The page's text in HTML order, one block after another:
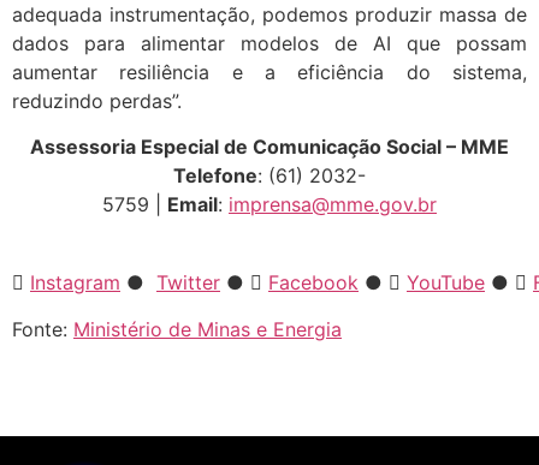
adequada instrumentação, podemos produzir massa de
dados para alimentar modelos de AI que possam
aumentar resiliência e a eficiência do sistema,
reduzindo perdas”.
Assessoria Especial de Comunicação Social – MME
Telefone: (61) 2032-
5759 | Email: imprensa@mme.gov.br
Instagram ● Twitter ● Facebook ● YouTube ●
Fonte: Ministério de Minas e Energia